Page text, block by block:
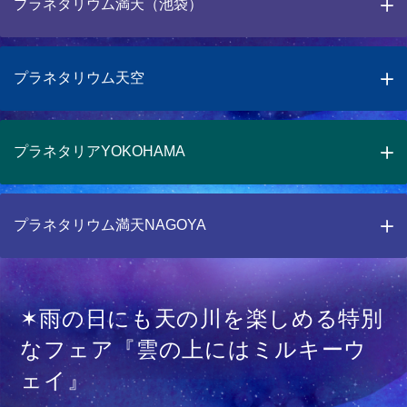
プラネタリウム満天（池袋）
プラネタリウム天空
プラネタリアYOKOHAMA
プラネタリウム満天NAGOYA
✶雨の日にも天の川を楽しめる特別
なフェア『雲の上にはミルキーウ
ェイ』